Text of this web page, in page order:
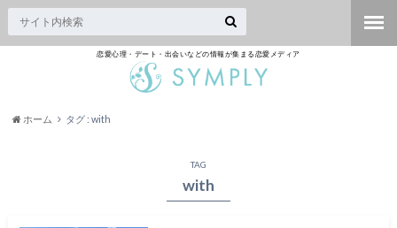
恋愛心理・デート・出会いなどの情報が集まる恋愛メディア
ホーム タグ : with
TAG
with